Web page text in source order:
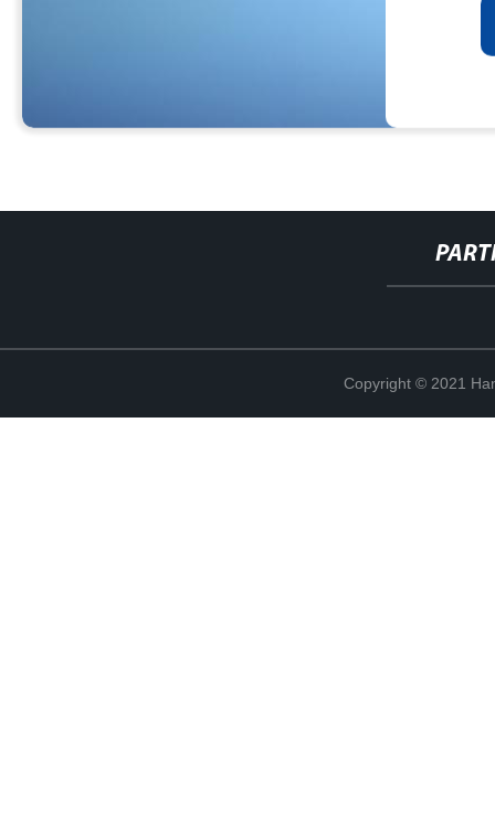
Copyright © 2021